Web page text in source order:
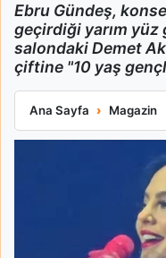
Ebru Gündeş,
geçirdiği yarım yüz
salondaki Demet
çiftine "10 yaş
Ana Sayfa Magazin
Ebru Gündeş